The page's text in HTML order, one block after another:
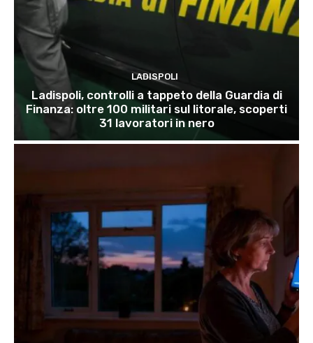
LADISPOLI
Ladispoli, controlli a tappeto della Guardia di
Finanza: oltre 100 militari sul litorale, scoperti
31 lavoratori in nero